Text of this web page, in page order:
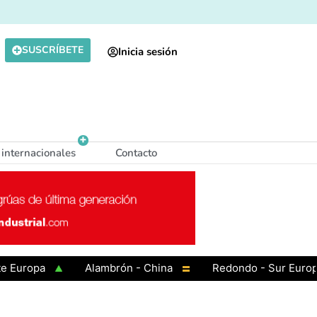
SUSCRÍBETE Inicia sesión
Contacto
Alambrón - China Redondo - Sur Europa